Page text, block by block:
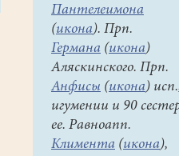
Пантелеимона
(икона). Прп.
Германа (икона)
Аляскинского. Прп.
Анфисы (икона)
игумении и 90
ее. Равноапп.
Климента (икона),